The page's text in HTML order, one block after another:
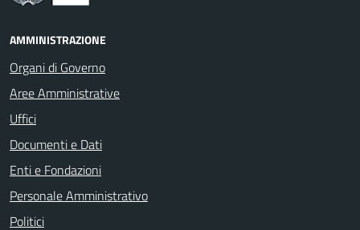
AMMINISTRAZIONE
Organi di Governo
Aree Amministrative
Uffici
Documenti e Dati
Enti e Fondazioni
Personale Amministrativo
Politici